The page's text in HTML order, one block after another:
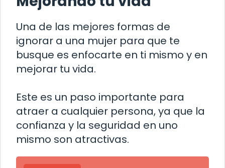
Una de las mejores formas de
ignorar a una mujer para que te
busque es enfocarte en ti mismo y en
mejorar tu vida.
Este es un paso importante para
atraer a cualquier persona, ya que la
confianza y la seguridad en uno
mismo son atractivas.